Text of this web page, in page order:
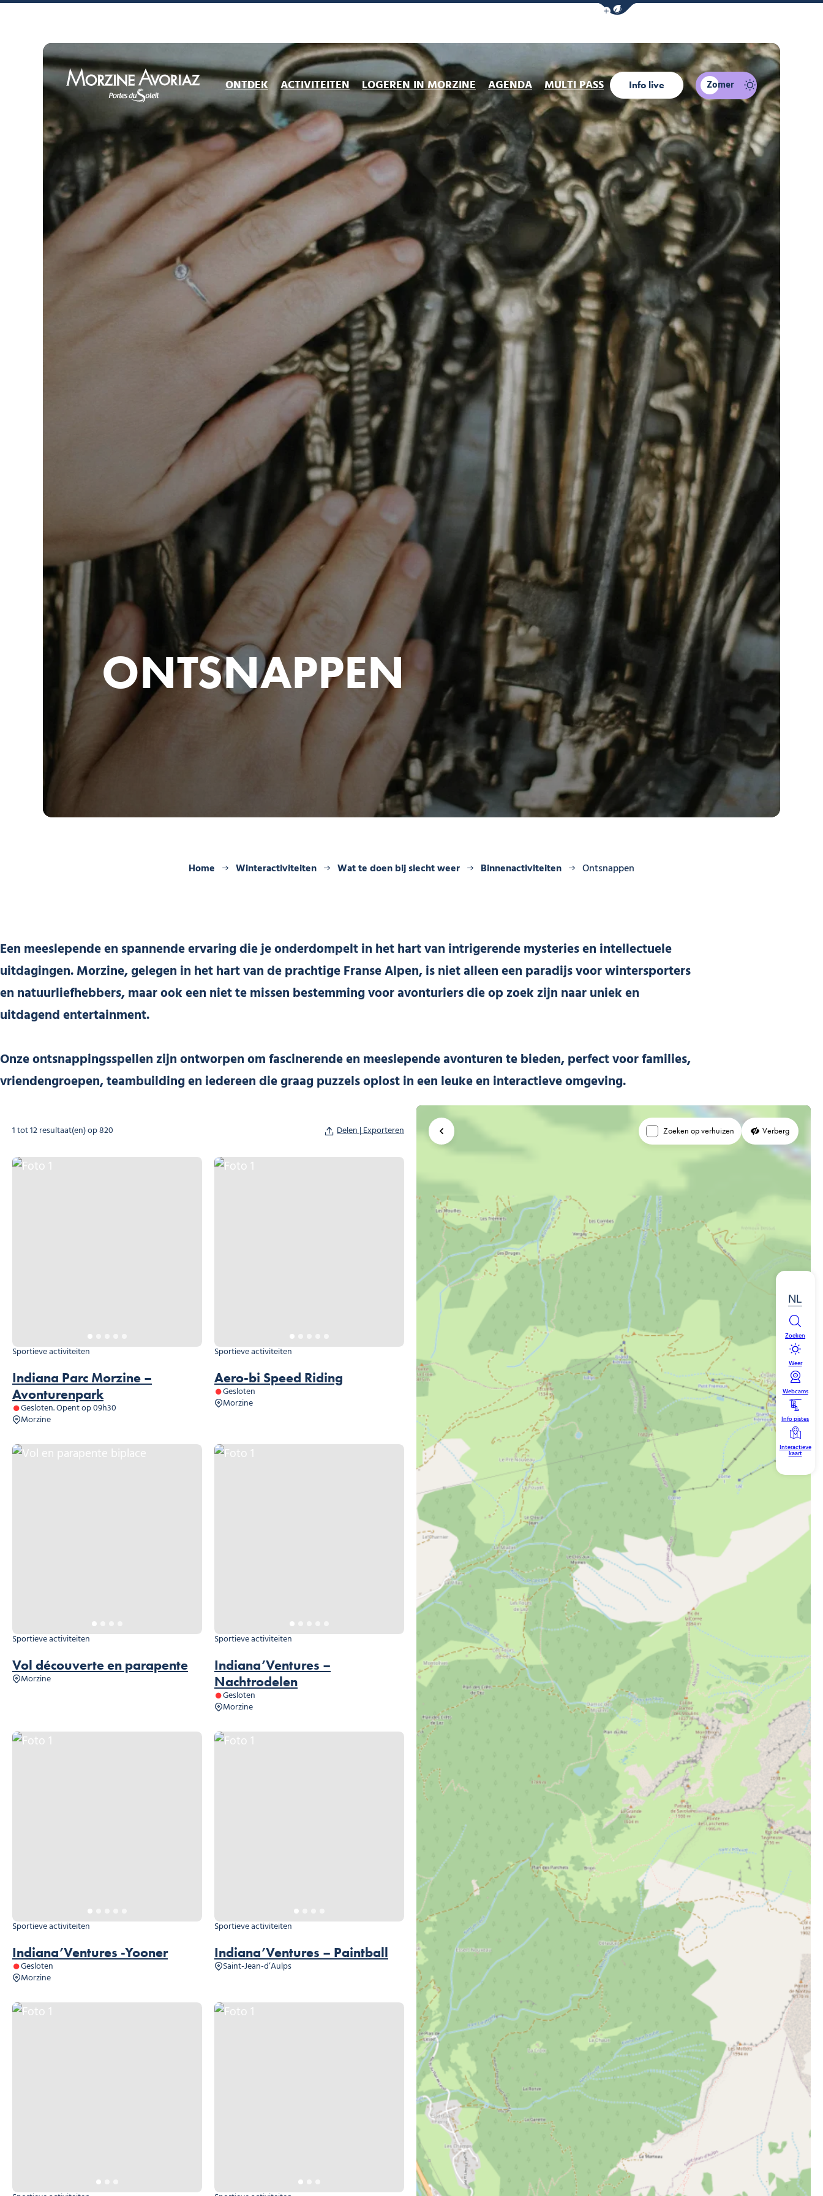
Navigatiebalk eco-modus weergeven/
Morzine Avoriaz
ONTDEK ACTIVITEITEN LOGEREN IN MORZINE AGENDA MULTI PASS Info live Zomer
ONTSNAPPEN
Home Winteractiviteiten Wat te doen bij slecht weer Binnenactiviteiten Ontsnappen
NL
Zoeken
Weer
Webcams
Info pistes
Interactieve
kaart
Een meeslepende en spannende ervaring die je onderdompelt in het hart van intrigerende mysteries en intellectuele
uitdagingen. Morzine, gelegen in het hart van de prachtige Franse Alpen, is niet alleen een paradijs voor wintersporters
en natuurliefhebbers, maar ook een niet te missen bestemming voor avonturiers die op zoek zijn naar uniek en
uitdagend entertainment.
Onze ontsnappingsspellen zijn ontworpen om fascinerende en meeslepende avonturen te bieden, perfect voor families,
vriendengroepen, teambuilding en iedereen die graag puzzels oplost in een leuke en interactieve omgeving.
1 tot 12 resultaat(en) op 820 Delen | Exporteren
Indiana Parc Morzine –
Avonturenpark
Sportieve activiteiten
Gesloten. Opent op 09h30
Morzine
Foto 1
Aero-bi Speed Riding
Sportieve activiteiten
Gesloten
Morzine
Foto 1
Vol découverte en parapente
Sportieve activiteiten
Morzine
Vol en parapente biplace, © Ecole de parapente des PPS
Indiana’Ventures –
Nachtrodelen
Sportieve activiteiten
Gesloten
Morzine
Foto 1
Indiana’Ventures -Yooner
Sportieve activiteiten
Gesloten
Morzine
Foto 1
Indiana’Ventures – Paintball
Sportieve activiteiten
Saint-Jean-d’Aulps
Foto 1
Foto 1 Foto 1
Kaart vergroten Zoeken op verhuizen Verberg